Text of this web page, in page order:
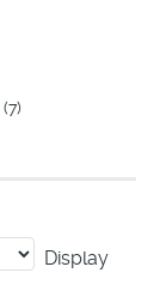
(7)
Display